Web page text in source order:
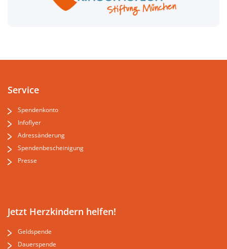
Service
Spendenkonto
Infoflyer
Adressänderung
Spendenbescheinigung
Presse
Jetzt Herzkindern helfen!
Geldspende
Dauerspende